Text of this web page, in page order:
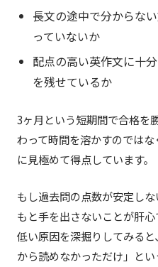
長文の途中で分からな
っていないか
配点の高い英作文に十
を残せているか
3ヶ月という短期間で合格を
わって時間を溶かすのでは
に見極めて得点しています。
もし過去問の点数が安定し
もと手を出さないことが肝
低い原因を深掘りしてみる
から読めなかっただけ」とい